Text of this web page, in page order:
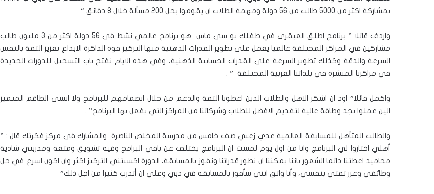
بمشاركة اكثر من 5000 طالب من 56 دولة ومهمة الطلاب ان يقوموا بحل 200 مسألة خلال 8 دقائق “
واردف قائلا ” برنامج اطلق العبقري في طفلك يو سي ماس هو برنامج عالمي نشط في 56 دولة اكثر من 3 مليون طالب
مشاركين في المراكز المختلفة عالميا يعمل على تطوير القدرات الذهنية منها التركيز قوة الذاكرة الابداع تعزيز الثقة بالنفس
السرعة والدقة وكذلك تطوير السرعة على القدرات الحسابية الذهنية، وفي هذه الايام نفتح باب التسجيل للدورات الجديدة
في مراكزنا المنشرة في بلداتنا العربية المختلفة ” .
واكمل قائلا” اود ان اشكر الاهل والطلاب الذين اعطونا الثقة والدعم من خلال انضمامهم للبرنامج ولا انسى الطاقم المتميز
الين عملوا بجد وطاقة عالية لتقديم الافضل للطلاب وشركائنا من المراكز التي يفعل بها البرنامج” .
والطالب المتأهل للمسابقة العالمية عدي زعبي صف خامس من مدرسة المخلص الناصرة والمشارك في مركز فكرتك قال : ”
أهلي اختاروا لي البرنامج وانا من اول يوم لمست ان البرنامج يختلف عن باقي البرامج وفيه تشويق ومتعه ومدربتي شادية
محاميد اعطتنا دائما الشعور باننا يمكننا ان نطور قدراتنا ونفوز بالمسابقة، الدورة اكسبتني التركيز اكثر وان اكون اسرع في حل
وظائفي وعزز ثقتي بنفسي، وأنا واثق انني سأفوز بالمسابقة في دبي وعلي ان أتدرب كثيرا من اجل ذلك”